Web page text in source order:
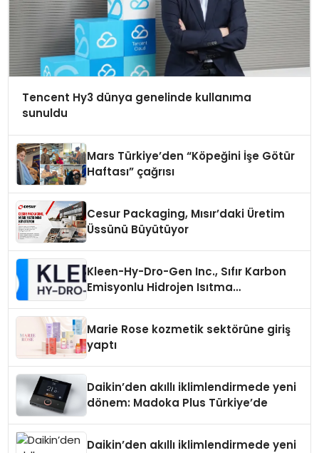
Tencent Hy3 dünya genelinde kullanıma
sunuldu
Mars Türkiye’den “Köpeğini İşe Götür
Haftası” çağrısı
Cesur Packaging, Mısır’daki Üretim
Üssünü Büyütüyor
Kleen-Hy-Dro-Gen Inc., Sıfır Karbon
Emisyonlu Hidrojen Isıtma
Marie Rose kozmetik sektörüne giriş
yaptı
Daikin’den akıllı iklimlendirmede yeni
dönem: Madoka Plus Türkiye’de
Daikin’den akıllı iklimlendirmede yeni